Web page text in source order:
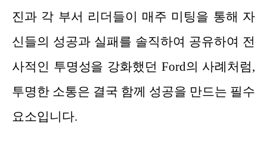
진과 각 부서 리더들이 매주 미팅을 통해 자
신들의 성공과 실패를 솔직하여 공유하여 전
사적인 투명성을 강화했던 Ford의 사례처럼,
투명한 소통은 결국 함께 성공을 만드는 필수
요소입니다.